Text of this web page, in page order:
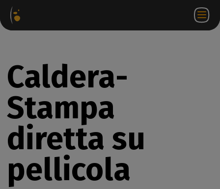
IT
Caldera-
Stampa
diretta su
pellicola